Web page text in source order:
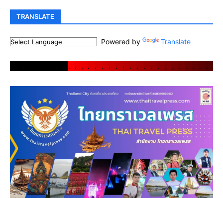
TRANSLATE
Powered by Translate
. . . . . . . . . . . . . . . . . . . . .